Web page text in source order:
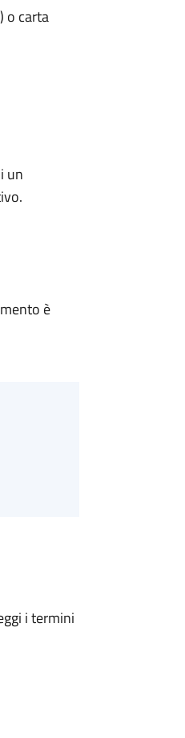
o carta
un
è
i termini